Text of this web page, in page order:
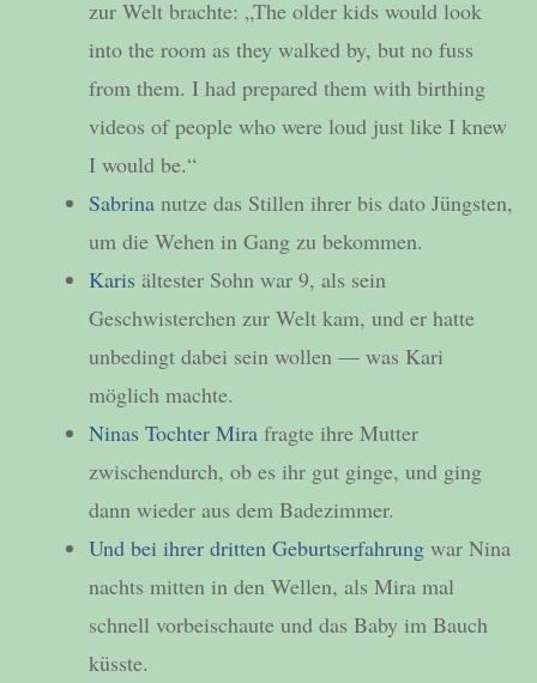
zur Welt brachte: „The older kids would look
into the room as they walked by, but no fuss
from them. I had prepared them with birthing
videos of people who were loud just like I knew
I would be.“
Sabrina nutze das Stillen ihrer bis dato Jüngsten,
um die Wehen in Gang zu bekommen.
Karis ältester Sohn war 9, als sein
Geschwisterchen zur Welt kam, und er hatte
unbedingt dabei sein wollen — was Kari
möglich machte.
Ninas Tochter Mira fragte ihre Mutter
zwischendurch, ob es ihr gut ginge, und ging
dann wieder aus dem Badezimmer.
Und bei ihrer dritten Geburtserfahrung war Nina
nachts mitten in den Wellen, als Mira mal
schnell vorbeischaute und das Baby im Bauch
küsste.